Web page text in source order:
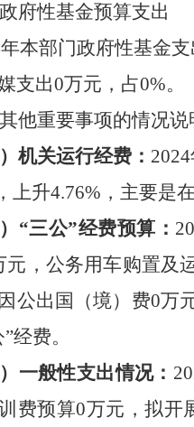
府性基金预算支出
年本部门政府性基金
支出0万元，占0%。
他重要事项的情况说
）机关运行经费： 2024
上升4.76%， 主要是
“三公”经费预算：
元，公务用车购置及
公出国（境）费0万
”经费。
）一般性支出情况：
费预算0万元，拟开